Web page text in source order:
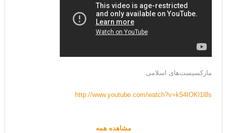
مارکسیست‌های اسلامی
http://www.youtube.com/watch?v=k54IOKl1l8s
مشاهده همه